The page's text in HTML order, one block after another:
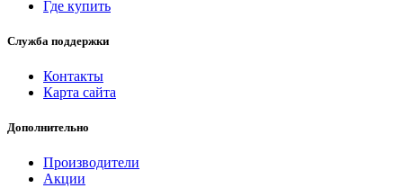
Где купить
Служба поддержки
Контакты
Карта сайта
Дополнительно
Производители
Акции